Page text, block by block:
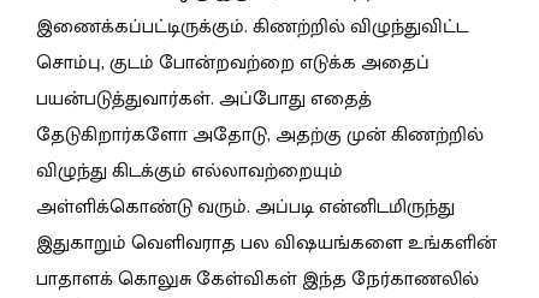
இணைக்கப்பட்டிருக்கும். கிணற்றில் விழுந்துவிட்ட
சொம்பு, குடம் போன்றவற்றை எடுக்க அதைப்
பயன்படுத்துவார்கள். அப்போது எதைத்
தேடுகிறார்களோ அதோடு, அதற்கு முன் கிணற்றில்
விழுந்து கிடக்கும் எல்லாவற்றையும்
அள்ளிக்கொண்டு வரும். அப்படி என்னிடமிருந்து
இதுகாறும் வெளிவராத பல விஷயங்களை உங்களின்
பாதாளக் கொலுசு கேள்விகள் இந்த நேர்காணலில்